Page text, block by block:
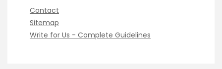
Contact
Sitemap
Write for Us - Complete Guidelines